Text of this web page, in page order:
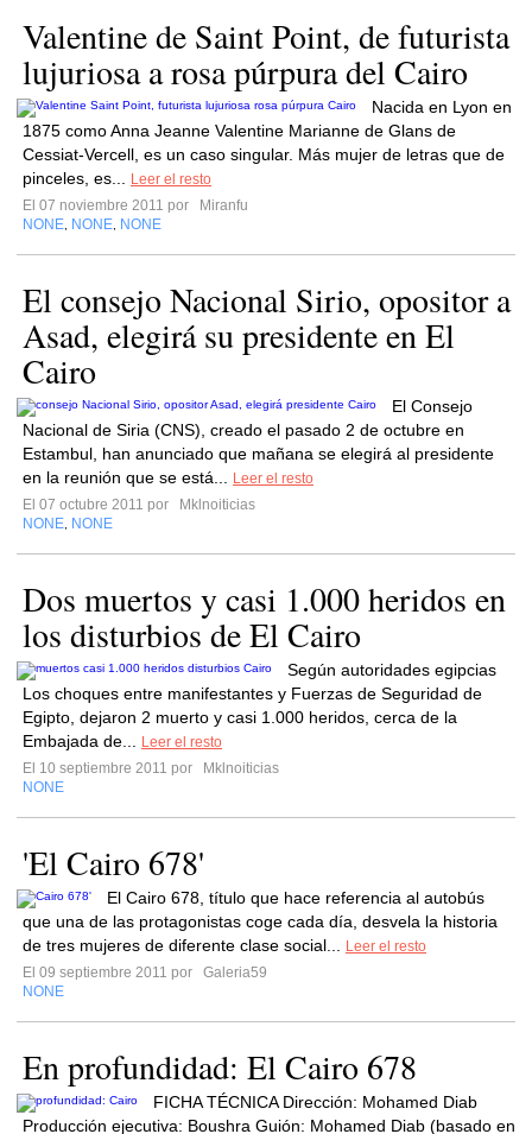
Valentine de Saint Point, de futurista
lujuriosa a rosa púrpura del Cairo
Nacida en Lyon en
1875 como Anna Jeanne Valentine Marianne de Glans de
Cessiat-Vercell, es un caso singular. Más mujer de letras que de
pinceles, es...
Leer el resto
El 07 noviembre 2011 por
Miranfu
NONE NONE NONE
El consejo Nacional Sirio, opositor a
Asad, elegirá su presidente en El
Cairo
El Consejo
Nacional de Siria (CNS), creado el pasado 2 de octubre en
Estambul, han anunciado que mañana se elegirá al presidente
en la reunión que se está...
Leer el resto
El 07 octubre 2011 por
Mklnoiticias
NONE NONE
Dos muertos y casi 1.000 heridos en
los disturbios de El Cairo
Según autoridades egipcias
Los choques entre manifestantes y Fuerzas de Seguridad de
Egipto, dejaron 2 muerto y casi 1.000 heridos, cerca de la
Embajada de...
Leer el resto
El 10 septiembre 2011 por
Mklnoiticias
NONE
'El Cairo 678'
El Cairo 678, título que hace referencia al autobús
que una de las protagonistas coge cada día, desvela la historia
de tres mujeres de diferente clase social...
Leer el resto
El 09 septiembre 2011 por
Galeria59
NONE
En profundidad: El Cairo 678
FICHA TÉCNICA Dirección: Mohamed Diab
Producción ejecutiva: Boushra Guión: Mohamed Diab (basado en